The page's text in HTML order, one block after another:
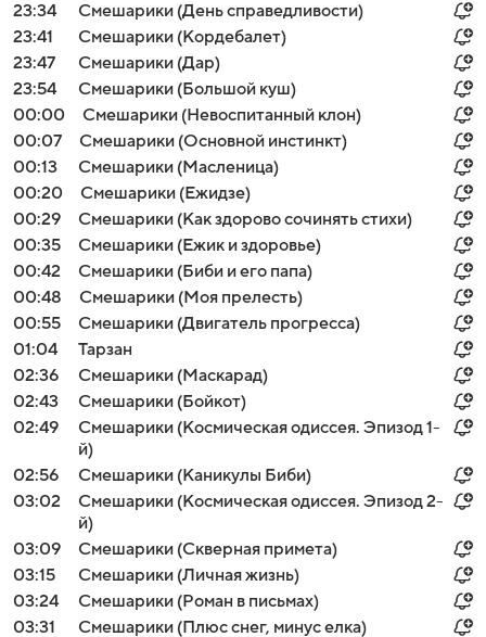
23:34
Смешарики (День справедливости)
23:41
Смешарики (Кордебалет)
23:47
Смешарики (Дар)
23:54
Смешарики (Большой куш)
00:00
Смешарики (Невоспитанный клон)
00:07
Смешарики (Основной инстинкт)
00:13
Смешарики (Масленица)
00:20
Смешарики (Ежидзе)
00:29
Смешарики (Как здорово сочинять стихи)
00:35
Смешарики (Ежик и здоровье)
00:42
Смешарики (Биби и его папа)
00:48
Смешарики (Моя прелесть)
00:55
Смешарики (Двигатель прогресса)
01:04
Тарзан
02:36
Смешарики (Маскарад)
02:43
Смешарики (Бойкот)
02:49
Смешарики (Космическая одиссея. Эпизод 1-
й)
02:56
Смешарики (Каникулы Биби)
03:02
Смешарики (Космическая одиссея. Эпизод 2-
й)
03:09
Смешарики (Скверная примета)
03:15
Смешарики (Личная жизнь)
03:24
Смешарики (Роман в письмах)
03:31
Смешарики (Плюс снег, минус елка)